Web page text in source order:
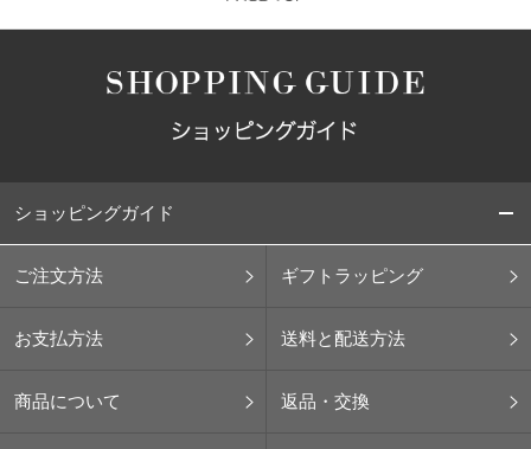
ショッピングガイド
ご注文方法 ギフトラッピング
お支払方法 送料と配送方法
商品について 返品・交換